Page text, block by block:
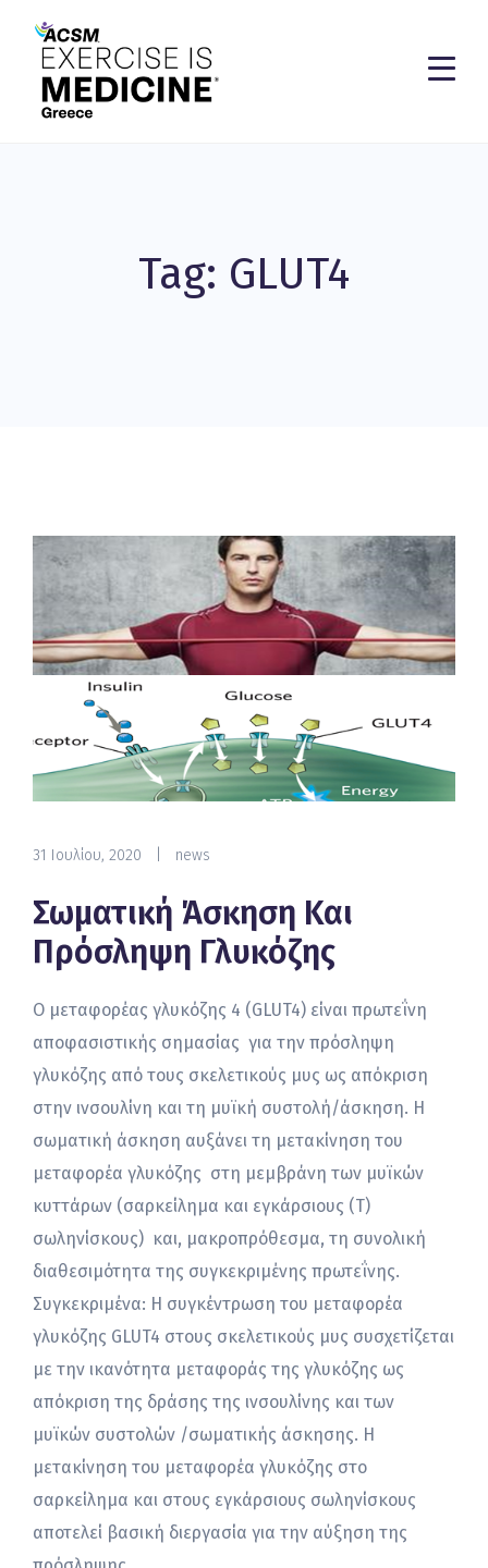
Tag: GLUT4
31 Ιουλίου, 2020 news
Σωματική Άσκηση Και
Πρόσληψη Γλυκόζης
Ο μεταφορέας γλυκόζης 4 (GLUT4) είναι πρωτεΐνη
αποφασιστικής σημασίας για την πρόσληψη
γλυκόζης από τους σκελετικούς μυς ως απόκριση
στην ινσουλίνη και τη μυϊκή συστολή/άσκηση. Η
σωματική άσκηση αυξάνει τη μετακίνηση του
μεταφορέα γλυκόζης στη μεμβράνη των μυϊκών
κυττάρων (σαρκείλημα και εγκάρσιους (Τ)
σωληνίσκους) και, μακροπρόθεσμα, τη συνολική
διαθεσιμότητα της συγκεκριμένης πρωτεΐνης.
Συγκεκριμένα: Η συγκέντρωση του μεταφορέα
γλυκόζης GLUT4 στους σκελετικούς μυς συσχετίζεται
με την ικανότητα μεταφοράς της γλυκόζης ως
απόκριση της δράσης της ινσουλίνης και των
μυϊκών συστολών /σωματικής άσκησης. Η
μετακίνηση του μεταφορέα γλυκόζης στο
σαρκείλημα και στους εγκάρσιους σωληνίσκους
αποτελεί βασική διεργασία για την αύξηση της